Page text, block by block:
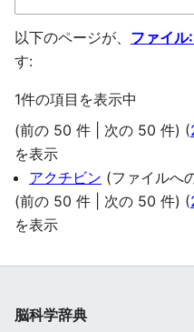
以下のページが、 ファイ
す:
1件の項目を表示中
(前の 50 件 次の 50 件) (
を表示
アクチビン (ファイルへ
(前の 50 件 次の 50 件) (
を表示
脳科学辞典